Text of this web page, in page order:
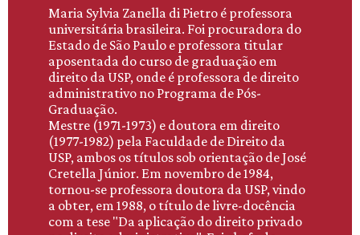
Maria Sylvia Zanella di Pietro é professora
universitária brasileira. Foi procuradora do
Estado de São Paulo e professora titular
aposentada do curso de graduação em
direito da USP, onde é professora de direito
administrativo no Programa de Pós-
Graduação.
Mestre (1971-1973) e doutora em direito
(1977-1982) pela Faculdade de Direito da
USP, ambos os títulos sob orientação de José
Cretella Júnior. Em novembro de 1984,
tornou-se professora doutora da USP, vindo
a obter, em 1988, o título de livre-docência
com a tese "Da aplicação do direito privado